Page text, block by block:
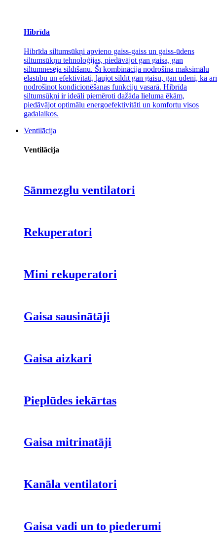
Hibrīda
Hibrīda siltumsūkņi apvieno gaiss-gaiss un gaiss-ūdens
siltumsūkņu tehnoloģijas, piedāvājot gan gaisa, gan
siltumnesēja sildīšanu. Šī kombinācija nodrošina maksimālu
elastību un efektivitāti, ļaujot sildīt gan gaisu, gan ūdeni, kā arī
nodrošinot kondicionēšanas funkciju vasarā. Hibrīda
siltumsūkņi ir ideāli piemēroti dažāda lieluma ēkām,
piedāvājot optimālu energoefektivitāti un komfortu visos
gadalaikos.
Ventilācija
Ventilācija
Sānmezglu ventilatori
Rekuperatori
Mini rekuperatori
Gaisa sausinātāji
Gaisa aizkari
Pieplūdes iekārtas
Gaisa mitrinatāji
Kanāla ventilatori
Gaisa vadi un to piederumi